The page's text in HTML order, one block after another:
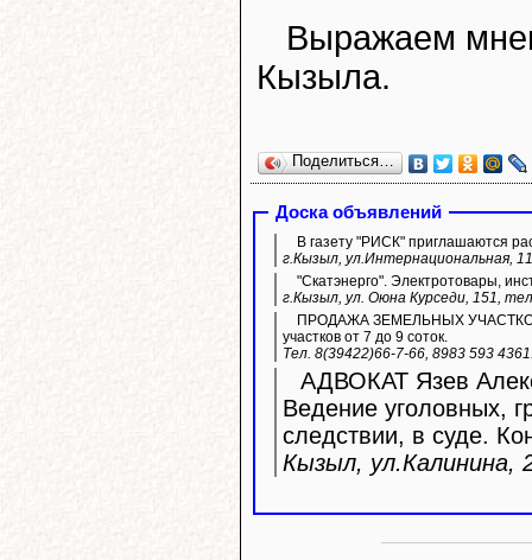
Выражаем
Кызыла.
Поделиться…
Доска объявлений
В газету "РИСК" приглашаются
г.Кызыл, ул.Интернациональная,
"Скатэнерго". Электротовары,
г.Кызыл, ул. Оюна Курседи, 151,
ПРОДАЖА ЗЕМЕЛЬНЫХ УЧАСТКОВ
участков от 7 до 9 соток.
Тел. 8(39422)66-7-66, 8983 593
АДВОКАТ Язев
Ведение уголовных,
следствии, в суде.
Кызыл, ул.Калинина,